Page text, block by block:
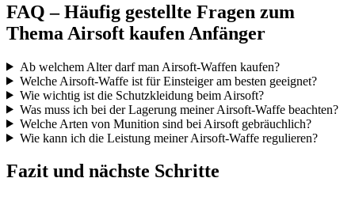
FAQ – Häufig gestellte Fragen zum
Thema Airsoft kaufen Anfänger
Ab welchem Alter darf man Airsoft-Waffen kaufen?
Welche Airsoft-Waffe ist für Einsteiger am besten geeignet?
Wie wichtig ist die Schutzkleidung beim Airsoft?
Was muss ich bei der Lagerung meiner Airsoft-Waffe beachten?
Welche Arten von Munition sind bei Airsoft gebräuchlich?
Wie kann ich die Leistung meiner Airsoft-Waffe regulieren?
Fazit und nächste Schritte